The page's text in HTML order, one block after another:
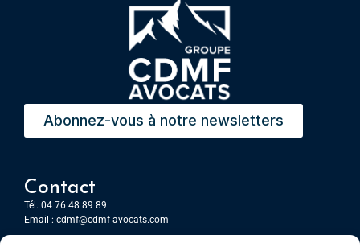
Abonnez-vous à notre newsletters
Contact
Tél. 04 76 48 89 89
Email : cdmf@cdmf-avocats.com